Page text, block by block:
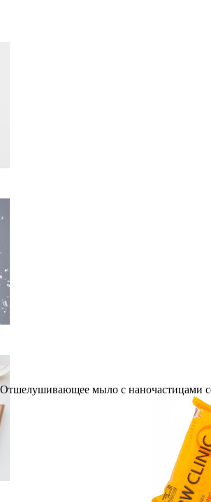
Отшелушивающее мыло с наночастицами